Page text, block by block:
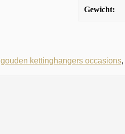
Gewicht:
gouden kettinghangers occasions,